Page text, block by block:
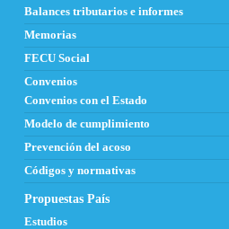
Balances tributarios e informes
Memorias
FECU Social
Convenios
Convenios con el Estado
Modelo de cumplimiento
Prevención del acoso
Códigos y normativas
Propuestas País
Estudios